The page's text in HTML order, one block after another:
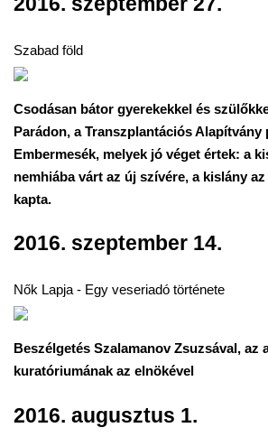
Szabad föld
Csodásan bátor gyerekekkel és
Parádon, a Transzplantációs Alapítvány
Embermesék, melyek jó véget értek: a
nemhiába várt az új szívére, a kislány
kapta.
2016. szeptember 14.
Nők Lapja - Egy veseriadó története
Beszélgetés Szalamanov Zsuzsával, az
kuratóriumának az elnökével
2016. augusztus 1.